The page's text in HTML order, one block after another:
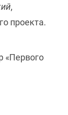
,
проекта.
«Первого